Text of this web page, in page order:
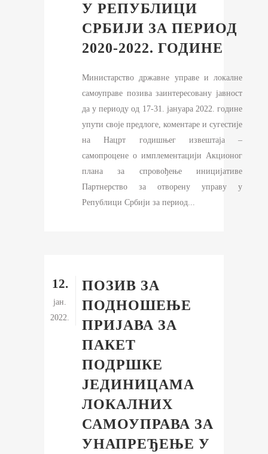
У РЕПУБЛИЦИ
СРБИЈИ ЗА ПЕРИОД
2020-2022. ГОДИНЕ
Министарство државне управе и локалне
самоуправе позива заинтересовану јавност
да у периоду од 17-31. јануара 2022. године
упути своје предлоге, коментаре и сугестије
на Нацрт годишњег извештаја –
самопроцене о имплементацији Акционог
плана за спровођење иницијативе
Партнерство за отворену управу у
Републици Србији за период...
12.
јан.
2022.
ПОЗИВ ЗА
ПОДНОШЕЊЕ
ПРИЈАВА ЗА
ПАКЕТ
ПОДРШКЕ
ЈЕДИНИЦАМА
ЛОКАЛНИХ
САМОУПРАВА ЗА
УНАПРЕЂЕЊЕ У